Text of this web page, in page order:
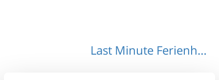
Last Minute Ferienhäuser Ramsberg